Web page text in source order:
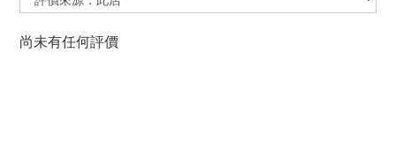
尚未有任何評價